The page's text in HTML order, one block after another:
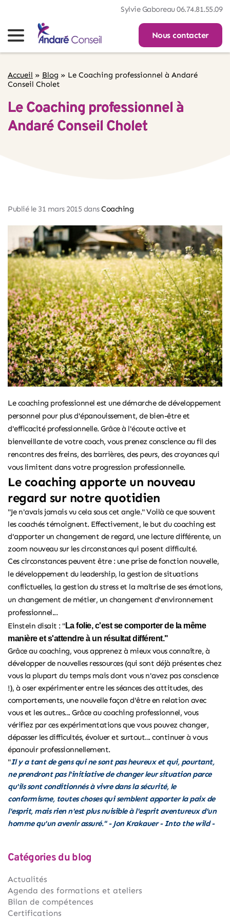
Sylvie Gaboreau 06.74.81.55.09
Nous contacter
Accueil » Blog » Le Coaching professionnel à Andaré
Conseil Cholet
Le Coaching professionnel à
Andaré Conseil Cholet
Publié le 31 mars 2015 dans Coaching
Lecoaching professionnel est une démarche de développement
personnel pour plus d'épanouissement, de bien-être et
d'efficacité professionnelle. Grâce à l'écoute active et
bienveillante de votre coach, vous prenez conscience au fil des
rencontres des freins, des barrières, des peurs, des croyances qui
vous limitent dans votre progression professionnelle.
Le coaching apporte un nouveau
regard sur notre quotidien
"Je n'avais jamais vu cela sous cet angle." Voilà ce que souvent
les coachés témoignent. Effectivement, le but du coaching est
d'apporter un changement de regard, une lecture différente, un
zoom nouveau sur les circonstances qui posent difficulté.
Ces circonstances peuvent être : une prise de fonction nouvelle,
le développement du leadership, la gestion de situations
conflictuelles, la gestion du stress et la maîtrise de ses émotions,
un changement de métier, un changement d'environnement
professionnel...
Einstein disait : "La folie, c'est se comporter de la même
manière et s'attendre à un résultat différent."
Grâce au coaching, vous apprenez à mieux vous connaître, à
développer de nouvelles ressources (qui sont déjà présentes chez
vous la plupart du temps mais dont vous n'avez pas conscience
!), à oser expérimenter entre les séances des attitudes, des
comportements, une nouvelle façon d'être en relation avec
vous et les autres... Grâce au coaching professionnel, vous
vérifiez par ces expérimentations que vous pouvez changer,
dépasser les difficultés, évoluer et surtout... continuer à vous
épanouir professionnellement.
"Il y a tant de gens qui ne sont pas heureux et qui, pourtant,
ne prendront pas l'initiative de changer leur situation parce
qu'ils sont conditionnés à vivre dans la sécurité, le
conformisme, toutes choses qui semblent apporter la paix de
l'esprit, mais rien n'est plus nuisible à l'esprit aventureux d'un
homme qu'un avenir assuré." - Jon Krakauer - Into the wild -
Catégories du blog
Actualités
Agenda des formations et ateliers
Bilan de compétences
Certifications